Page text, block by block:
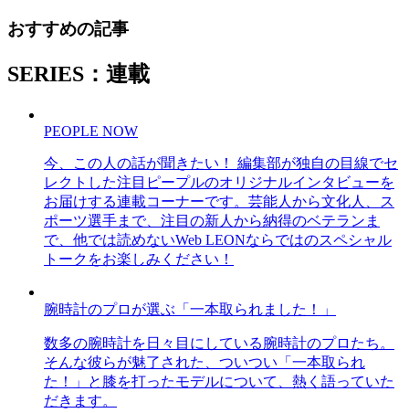
おすすめの記事
SERIES：連載
PEOPLE NOW
今、この人の話が聞きたい！ 編集部が独自の目線でセ
レクトした注目ピープルのオリジナルインタビューを
お届けする連載コーナーです。芸能人から文化人、ス
ポーツ選手まで、注目の新人から納得のベテランま
で、他では読めないWeb LEONならではのスペシャル
トークをお楽しみください！
腕時計のプロが選ぶ「一本取られました！」
数多の腕時計を日々目にしている腕時計のプロたち。
そんな彼らが魅了された、ついつい「一本取られ
た！」と膝を打ったモデルについて、熱く語っていた
だきます。